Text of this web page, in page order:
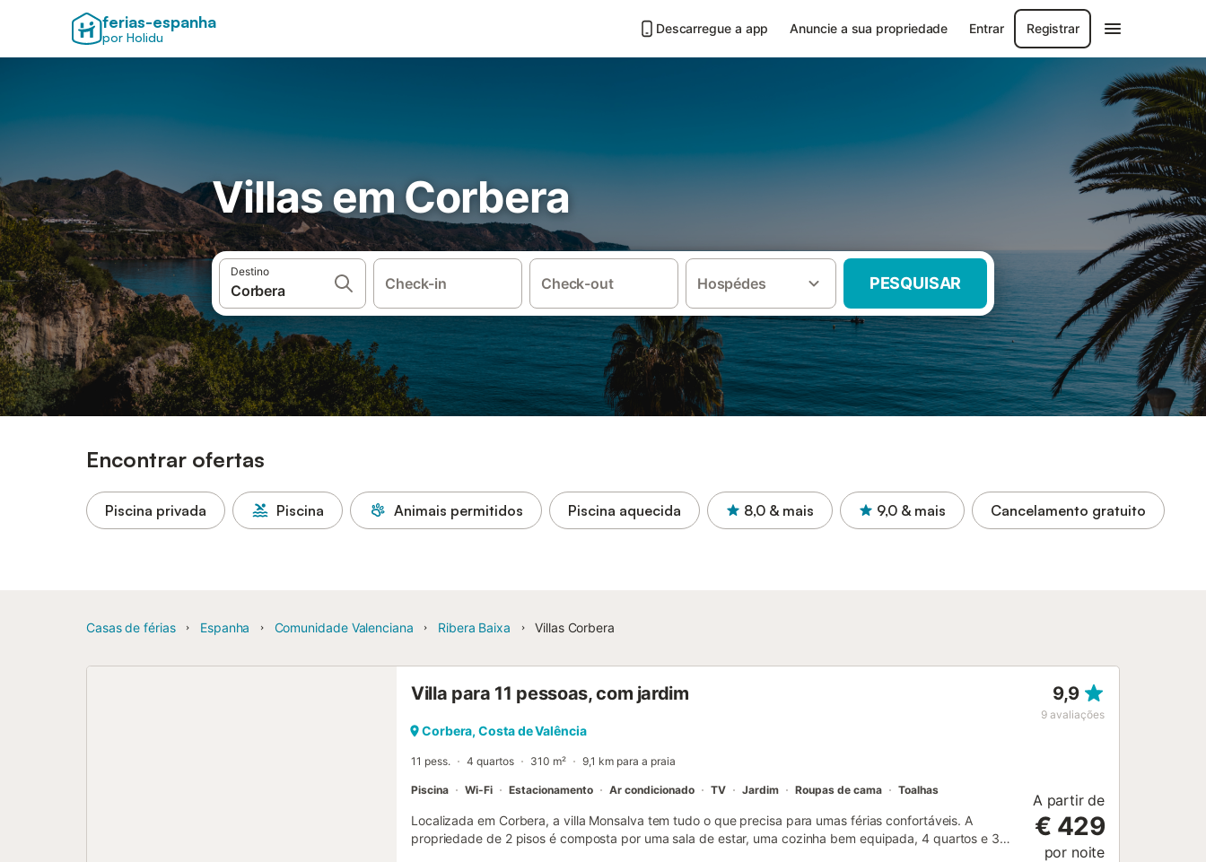
ferias-espanha
por Holidu
Descarregue a app Anuncie a sua propriedade Entrar Registrar
Villas em Corbera
Destino
Check-in Check-out Hospédes PESQUISAR
Encontrar ofertas
Piscina privada Piscina Animais permitidos Piscina aquecida 8,0 & mais 9,0 & mais Cancelamento gratuito
Casas de férias Espanha Comunidade Valenciana Ribera Baixa Villas Corbera
Villa para 11 pessoas, com jardim 9,9
9 avaliações
Corbera, Costa de Valência
11 pess. 4 quartos 310 m² 9,1 km para a praia
Piscina Wi-Fi Estacionamento Ar condicionado TV Jardim Roupas de cama Toalhas
Localizada em Corbera, a villa Monsalva tem tudo o que precisa para umas férias confortáveis. A
propriedade de 2 pisos é composta por uma sala de estar, uma cozinha bem equipada, 4 quartos e 3
A partir de
€ 429
por noite